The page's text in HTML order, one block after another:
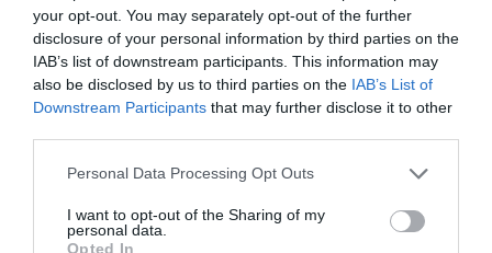
your opt-out. You may separately opt-out of the further
disclosure of your personal information by third parties on the
IAB’s list of downstream participants. This information may
also be disclosed by us to third parties on the IAB’s List of
Downstream Participants that may further disclose it to other
Please note that this website/app uses one or more Google
not limited to your visit or usage behaviour. You may click to
grant or deny consent to Google and its third-party tags to
Personal Data Processing Opt Outs
I want to opt-out of the Sharing of my
personal data.
Opted In
στο 13032 που τέθηκε
σε λειτουργία από τις
αρχές Απριλίου μέχρι
σήμερα; Υπολογίζετε
ότι στα μέσα Μαΐου θα